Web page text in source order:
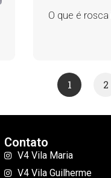
O que é
1 2
Contato
V4 Vila Maria
V4 Vila Guilherme